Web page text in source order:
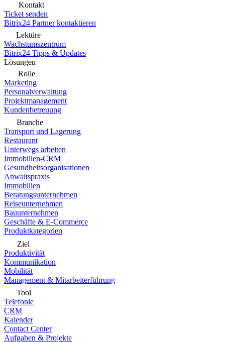
Kontakt
Ticket senden
Bitrix24 Partner kontaktieren
Lektüre
Wachstumszentrum
Bitrix24 Tipps & Updates
Lösungen
Rolle
Marketing
Personalverwaltung
Projektmanagement
Kundenbetreuung
Branche
Transport und Lagerung
Restaurant
Unterwegs arbeiten
Immobilien-CRM
Gesundheitsorganisationen
Anwaltspraxis
Immobilien
Beratungsunternehmen
Reiseunternehmen
Bauunternehmen
Geschäfte & E-Commerce
Produktkategorien
Ziel
Produktivität
Kommunikation
Mobilität
Management & Mitarbeiterführung
Tool
Telefonie
CRM
Kalender
Contact Center
Aufgaben & Projekte